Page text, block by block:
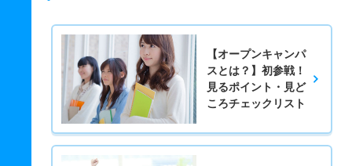
【オープンキャンパ
スとは？】初参戦！
見るポイント・見ど
ころチェックリスト